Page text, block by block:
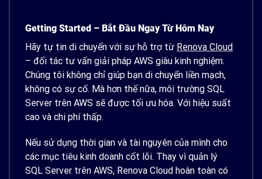
Getting Started – Bắt Đầu Ngay Từ Hôm Nay
Hãy tự tin di chuyển với sự hỗ trợ từ Renova Cloud
– đối tác tư vấn giải pháp AWS giàu kinh nghiệm.
Chúng tôi không chỉ giúp bạn di chuyển liền mạch,
không có sự cố. Mà hơn thế nữa, môi trường SQL
Server trên AWS sẽ được tối ưu hóa. Với hiệu suất
cao và chi phí thấp.
Nếu sử dụng thời gian và tài nguyên của mình cho
các mục tiêu kinh doanh cốt lõi. Thay vì quản lý
SQL Server trên AWS, Renova Cloud hoàn toàn có